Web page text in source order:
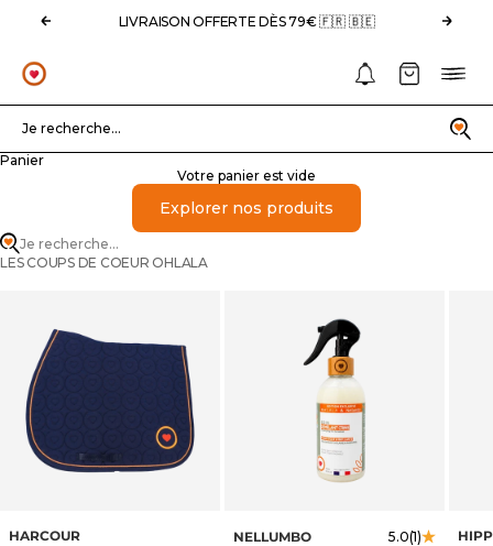
Précédent
LIVRAISON OFFERTE DÈS 79€ 🇫🇷 🇧🇪
OHLALA
Recherche
Je recherche...
Notifications
Panier
Panier
Votre panier est vide
Explorer nos produits
Je recherche...
LES COUPS DE COEUR OHLALA
HARCOUR
NELLUMBO 5.0(1)